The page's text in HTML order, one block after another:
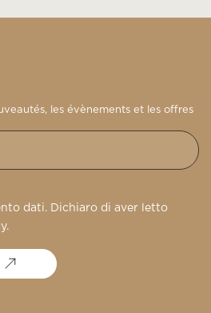
les évènements et les offres
dati. Dichiaro di aver letto
.